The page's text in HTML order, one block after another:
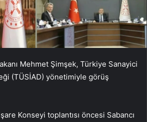
Mehmet Şimşek, Türkiye Sanayici
(TÜSİAD) yönetimiyle görüş
Konseyi toplantısı öncesi Sabancı